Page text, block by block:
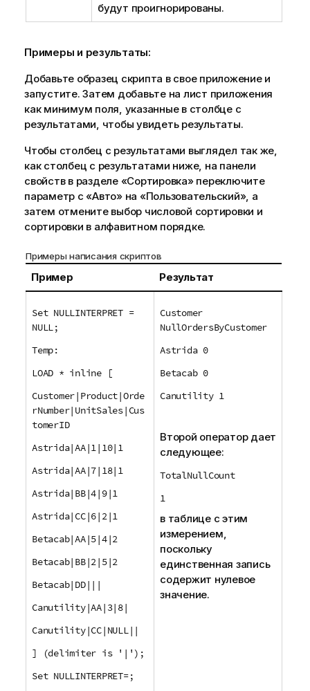
будут проигнорированы.
Примеры и результаты:
Добавьте образец скрипта в свое приложение и
запустите. Затем добавьте на лист приложения
как минимум поля, указанные в столбце с
результатами, чтобы увидеть результаты.
Чтобы столбец с результатами выглядел так же,
как столбец с результатами ниже, на панели
свойств в разделе «Сортировка» переключите
параметр с «Авто» на «Пользовательский», а
затем отмените выбор числовой сортировки и
сортировки в алфавитном порядке.
Примеры написания скриптов
Пример Результат
Set NULLINTERPRET =
NULL;
Temp:
LOAD * inline [
Customer|Product|Orde
rNumber|UnitSales|Cus
tomerID
Astrida|AA|1|10|1
Astrida|AA|7|18|1
Astrida|BB|4|9|1
Astrida|CC|6|2|1
Betacab|AA|5|4|2
Betacab|BB|2|5|2
Betacab|DD|||
Canutility|AA|3|8|
Canutility|CC|NULL||
] (delimiter is '|');
Set NULLINTERPRET=;
Customer
NullOrdersByCustomer
Astrida 0
Betacab 0
Canutility 1
Второй оператор дает
следующее:
TotalNullCount
1
в таблице с этим
измерением,
поскольку
единственная запись
содержит нулевое
значение.